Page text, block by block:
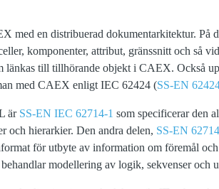
med en distribuerad dokumentarkitektur. På
komponenter, attribut, gränssnitt och så
till tillhörande objekt i CAEX. Också
med CAEX enligt IEC 62424 (SS-EN
är SS-EN IEC 62714-1 som specificerar den
och hierarkier. Den andra delen, SS-EN
för utbyte av information om föremål
behandlar modellering av logik, sekvenser och